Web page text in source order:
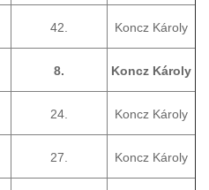
42. Koncz Károly
8. Koncz Károly
24. Koncz Károly
27. Koncz Károly